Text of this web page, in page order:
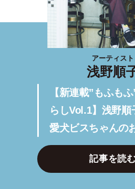
アーティスト
浅野順
【新連載”もふも
らしVol.1】浅野順
愛犬ビスちゃんの
記事を読